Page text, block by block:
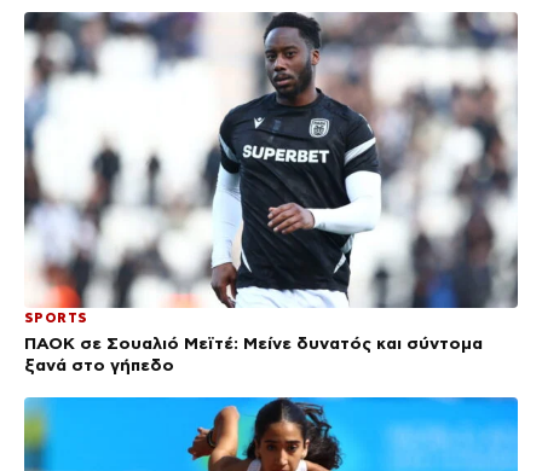
SPORTS
ΠΑΟΚ σε Σουαλιό Μεϊτέ: Μείνε δυνατός και σύντομα
ξανά στο γήπεδο